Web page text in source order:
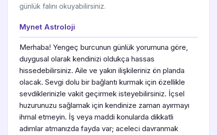
günlük falını okuyabilirsiniz.
Mynet Astroloji
Merhaba! Yengeç burcunun günlük yorumuna göre,
duygusal olarak kendinizi oldukça hassas
hissedebilirsiniz. Aile ve yakın ilişkileriniz ön planda
olacak. Sevgi dolu bir bağlantı kurmak için özellikle
sevdiklerinizle vakit geçirmek isteyebilirsiniz. İçsel
huzurunuzu sağlamak için kendinize zaman ayırmayı
ihmal etmeyin. İş veya maddi konularda dikkatli
adımlar atmanızda fayda var; aceleci davranmak